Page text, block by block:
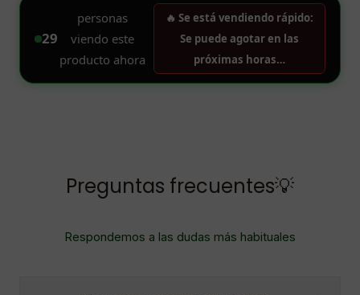
Preguntas frecuentes💡
Respondemos a las dudas más habituales